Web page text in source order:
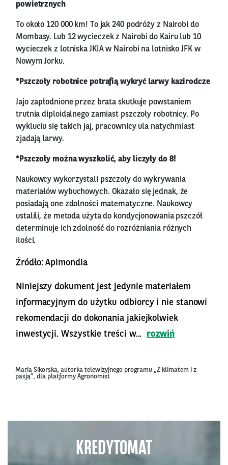
powietrznych
To około 120 000 km! To jak 240 podróży z Nairobi do
Mombasy. Lub 12 wycieczek z Nairobi do Kairu lub 10
wycieczek z lotniska JKIA w Nairobi na lotnisko JFK w
Nowym Jorku.
*Pszczoły robotnice potrafią wykryć larwy kazirodcze
Jajo zapłodnione przez brata skutkuje powstaniem
trutnia diploidalnego zamiast pszczoły robotnicy. Po
wykluciu się takich jaj, pracownicy ula natychmiast
zjadają larwy.
*Pszczoły można wyszkolić, aby liczyły do 8!
Naukowcy wykorzystali pszczoły do ​​wykrywania
materiałów wybuchowych. Okazało się jednak, że
posiadają one zdolności matematyczne. Naukowcy
ustalili, że metoda użyta do kondycjonowania pszczół
determinuje ich zdolność do rozróżniania różnych
ilości.
Źródło: Apimondia
Niniejszy dokument jest jedynie materiałem
informacyjnym do użytku odbiorcy i nie stanowi
rekomendacji do dokonania jakiejkolwiek
inwestycji. Wszystkie treści w...
rozwiń
Maria Sikorska, autorka telewizyjnego programu „Z klimatem i z
pasją”, dla platformy Agronomist
KREDYTOMAT